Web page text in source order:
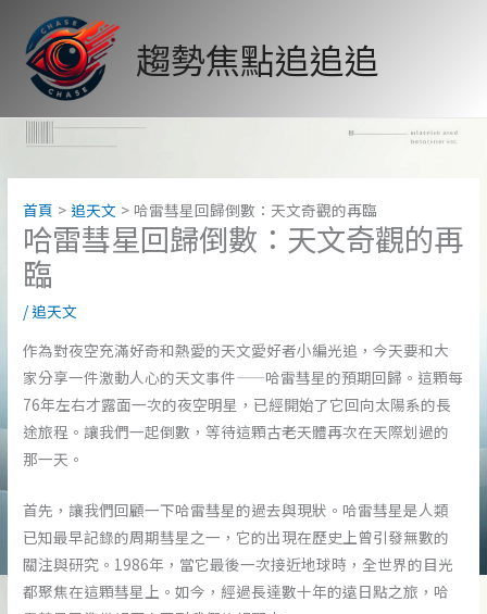
內
趨勢焦點追追追
首頁 追天文 哈雷彗星回歸倒數：天文奇觀的再臨
哈雷彗星回歸倒數：天文奇觀的再
臨
/追天文
作為對夜空充滿好奇和熱愛的天文愛好者小編光追，今天要和大
家分享一件激動人心的天文事件——哈雷彗星的預期回歸。這顆每
76年左右才露面一次的夜空明星，已經開始了它回向太陽系的長
途旅程。讓我們一起倒數，等待這顆古老天體再次在天際划過的
那一天。
首先，讓我們回顧一下哈雷彗星的過去與現狀。哈雷彗星是人類
已知最早記錄的周期彗星之一，它的出現在歷史上曾引發無數的
關注與研究。1986年，當它最後一次接近地球時，全世界的目光
都聚焦在這顆彗星上。如今，經過長達數十年的遠日點之旅，哈